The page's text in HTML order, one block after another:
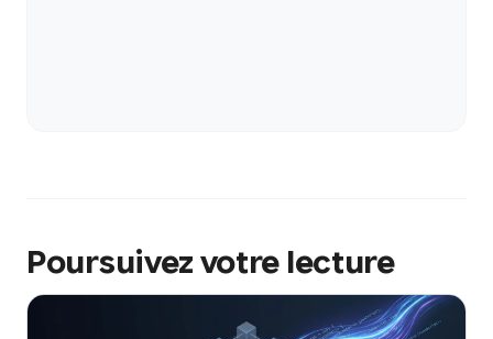
Poursuivez votre lecture